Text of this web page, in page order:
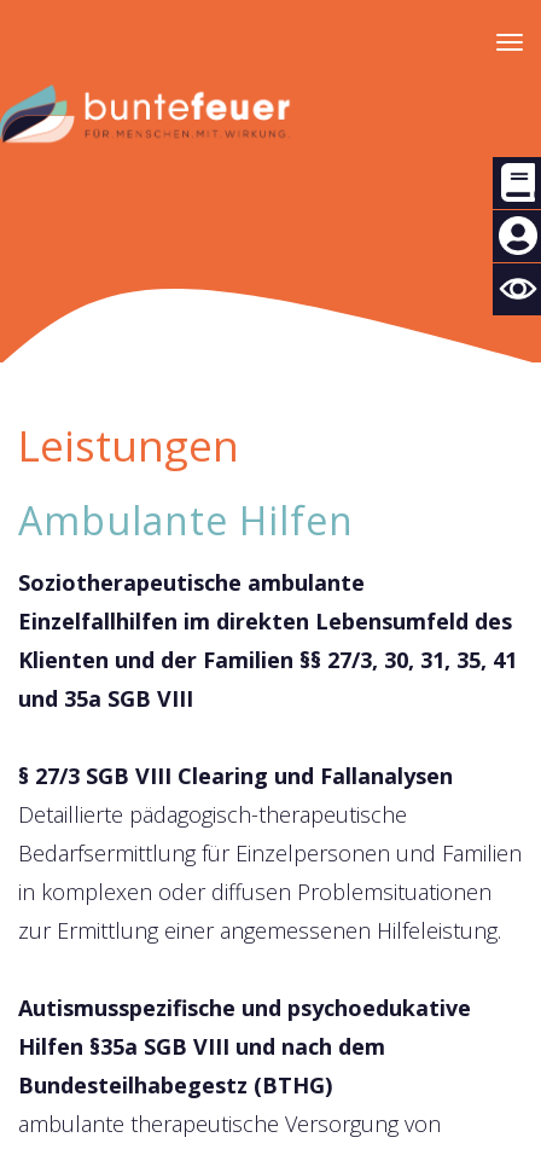
Leistungen
Ambulante Hilfen
Soziotherapeutische ambulante
Einzelfallhilfen im direkten Lebensumfeld des
Klienten und der Familien §§ 27/3, 30, 31, 35, 41
und 35a SGB VIII
§ 27/3 SGB VIII Clearing und Fallanalysen
Detaillierte pädagogisch-therapeutische
Bedarfsermittlung für Einzelpersonen und Familien
in komplexen oder diffusen Problemsituationen
zur Ermittlung einer angemessenen Hilfeleistung.
Autismusspezifische und psychoedukative
Hilfen §35a SGB VIII und nach dem
Bundesteilhabegestz (BTHG)
ambulante therapeutische Versorgung von